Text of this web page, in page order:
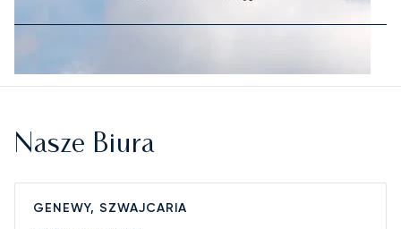
Nasze Biura
GENEWY, SZWAJCARIA